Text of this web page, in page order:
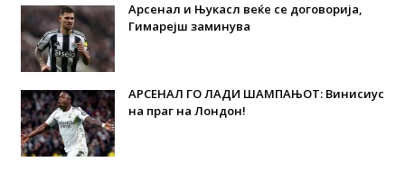
Арсенал и Њукасл веќе се договорија,
Гимарејш заминува
АРСЕНАЛ ГО ЛАДИ ШАМПАЊОТ: Винисиус
на праг на Лондон!